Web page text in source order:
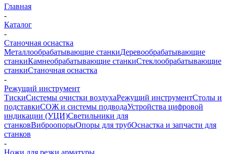
Главная
-
Каталог
-
Станочная оснастка
Металлообрабатывающие станкиДеревообрабатывающие
станкиКамнеобрабатывающие станкиСтеклообрабатывающие
станкиСтаночная оснастка
-
Режущий инструмент
ТискиСистемы очистки воздухаРежущий инструментСтолы и
подставкиСОЖ и системы подводаУстройства цифровой
индикации (УЦИ)Светильники для
станковВиброопорыОпоры для трубОснастка и запчасти для
станков
-
Ножи для резки арматуры